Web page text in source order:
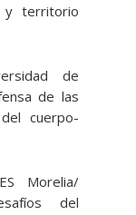
y territorio
de
de las
cuerpo-
Morelia/
del